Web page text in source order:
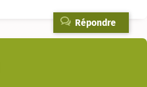
Répondre